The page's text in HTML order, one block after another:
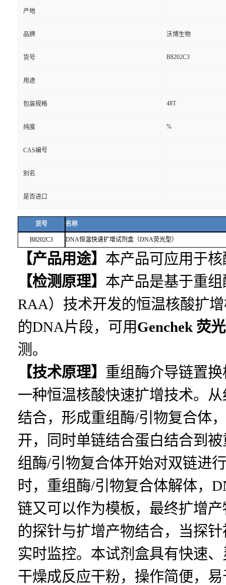
产地
品牌 沃博生物
货号 B8202C3
用途
包装规格 48T
纯度 %
CAS编号
别名
是否进口
货号 名称
B8202C3 DNA恒温快速扩增试剂盒（DNA荧光型）
【产品用途】 本产品可应用于
【检测原理】 本产品是基于重组
RAA）技术开发的恒温核酸扩
的DNA片段，可用Genchek 荧
测。
【技术原理】 重组酶介导链置换
一种恒温核酸快速扩增技术。
结合，形成重组酶/引物复合体
开，同时单链结合蛋白结合到
组酶/引物复合体开始对双链进
时，重组酶/引物复合体解体，
链又可以作为模板，最终扩增
的探针与扩增产物结合，当探
实时监控。本试剂盒具有快速
干燥成反应干粉，操作简便，